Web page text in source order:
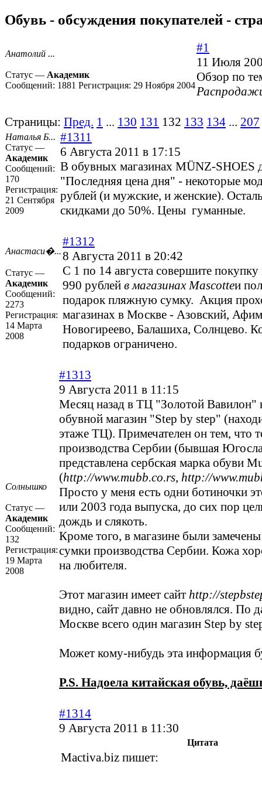
Обувь - обсуждения покупателей -
Анатолий ...
Статус — Академик
Сообщений: 1881 Регистрация: 29 Ноября 2004
#1
11 Июля
Обзор по
Страницы: Пред. 1 ... 130 131 132 133 134 ... 207
Наталья Б...
Статус —
Академик
Сообщений:
170
Регистрация:
21 Сентября
2009
#1311
6 Августа 2011 в 17:15
В обувных магазинах MÜNZ-SHOES
"Последняя цена дня" - некоторые
рублей (и мужские, и женские).
скидками до 50%. Цены гуманные.
Анастаси�...
Статус —
Академик
Сообщений:
2273
Регистрация:
14 Марта
2008
#1312
8 Августа 2011 в 20:42
С 1 по 14 августа совершите
990 рублей в магазинах Mascotteи
подарок пляжную сумку. Акция
магазинах в Москве - Азовский,
Новогиреево, Балашиха, Солнцево.
подарков ограничено.
Солнышко
Статус —
Академик
Сообщений:
132
Регистрация:
19 Марта
2008
#1313
9 Августа 2011 в 11:15
Месяц назад в ТЦ "Золотой Вавилон"
обувной магазин "Step by step"
этаже ТЦ). Примечателен он тем, что
производства Сербии (бывшая
представлена сербская марка обуви
(http://www.mubb.co.rs, http://
Просто у меня есть одни ботиночки
или 2003 года выпуска, до сих пор
дождь и слякоть.
Кроме того, в магазине были
сумки производства Сербии. Кожа
на любителя.
Этот магазин имеет сайт http://
видно, сайт давно не обновлялся. По
Москве всего один магазин Step by
Может кому-нибудь эта информация
P.S. Надоела китайская обувь,
#1314
9 Августа 2011 в 11:30
Цитата
Mactiva.biz пишет: